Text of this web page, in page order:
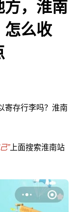
方，淮南
怎么收
寄存行李吗？淮南
”上面搜索淮南站